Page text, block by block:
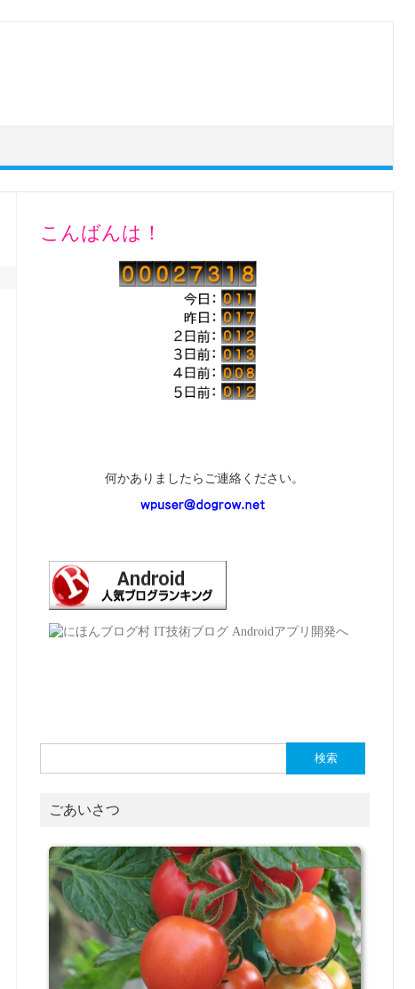
こんばんは！
何かありましたらご連絡ください。
索:
ごあいさつ